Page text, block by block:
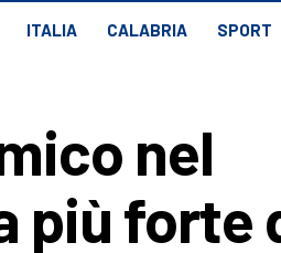
ITALIA CALABRIA SPORT
nel
più forte